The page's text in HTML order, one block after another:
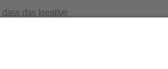
das kreative
September,